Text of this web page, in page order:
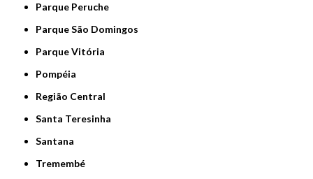
Parque Peruche
Parque São Domingos
Parque Vitória
Pompéia
Região Central
Santa Teresinha
Santana
Tremembé